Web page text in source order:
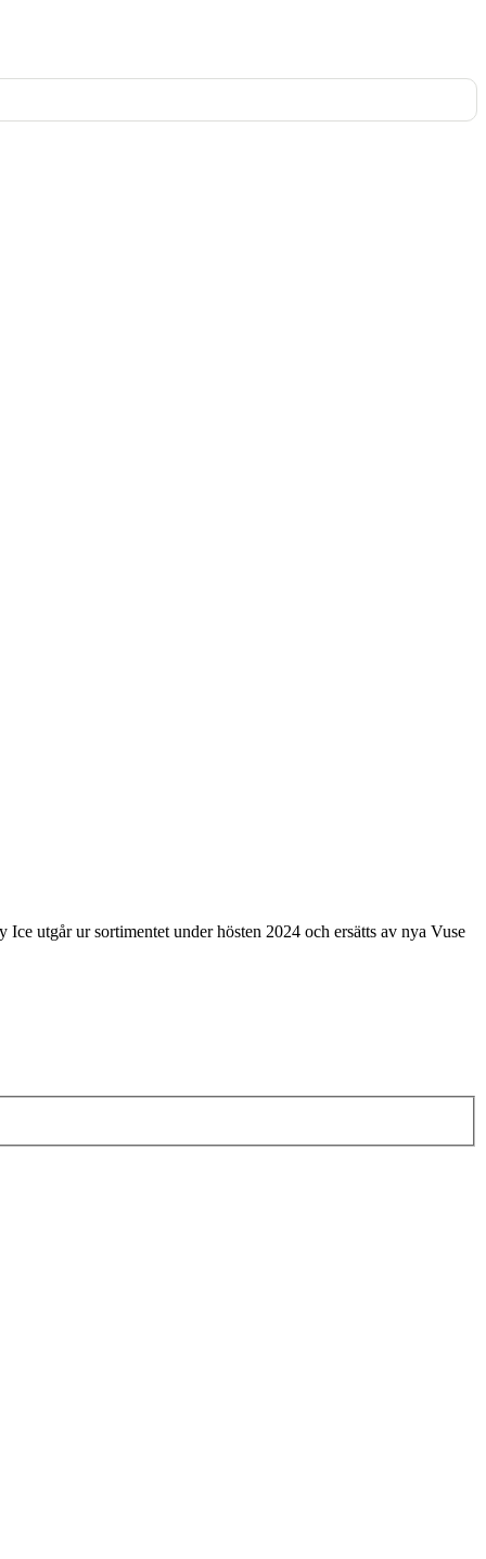
utgår ur sortimentet under hösten 2024 och ersätts av nya Vuse